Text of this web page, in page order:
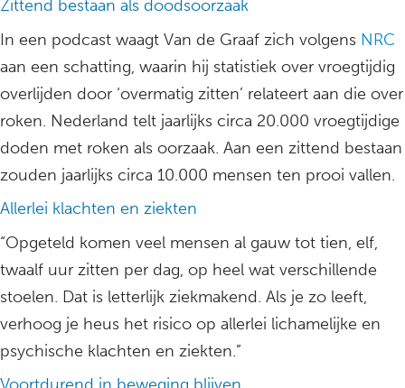
Zittend bestaan als doodsoorzaak
In een podcast waagt Van de Graaf zich volgens NRC
aan een schatting, waarin hij statistiek over vroegtijdig
overlijden door ‘overmatig zitten’ relateert aan die over
roken. Nederland telt jaarlijks circa 20.000 vroegtijdige
doden met roken als oorzaak. Aan een zittend bestaan
zouden jaarlijks circa 10.000 mensen ten prooi vallen.
Allerlei klachten en ziekten
“Opgeteld komen veel mensen al gauw tot tien, elf,
twaalf uur zitten per dag, op heel wat verschillende
stoelen. Dat is letterlijk ziekmakend. Als je zo leeft,
verhoog je heus het risico op allerlei lichamelijke en
psychische klachten en ziekten.”